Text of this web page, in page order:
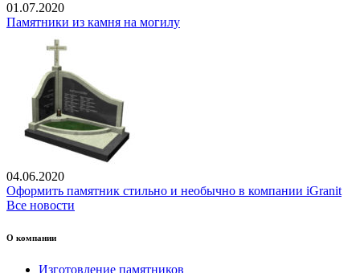
01.07.2020
Памятники из камня на могилу
04.06.2020
Оформить памятник стильно и необычно в компании iGranit
Все новости
О компании
Изготовление памятников